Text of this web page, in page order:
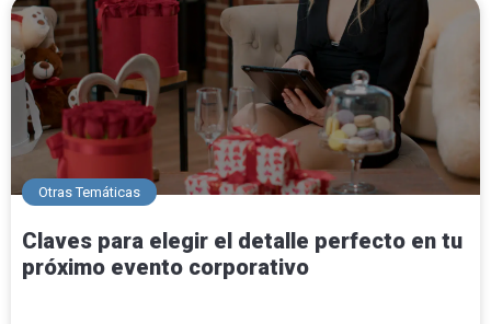
Otras Temáticas
Claves para elegir el detalle perfecto en tu
próximo evento corporativo